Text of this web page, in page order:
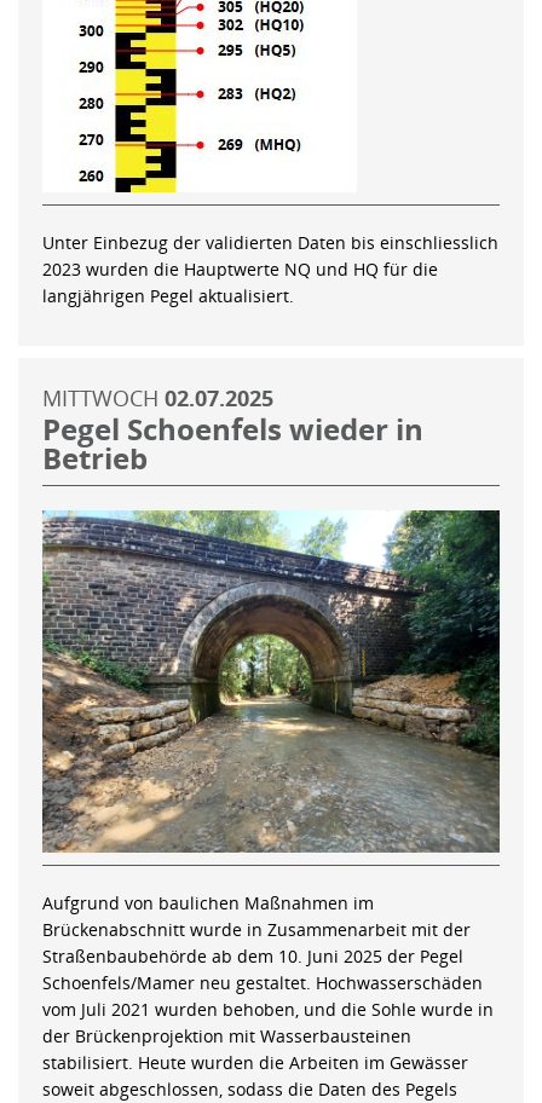
Unter Einbezug der validierten Daten bis einschliesslich
2023 wurden die Hauptwerte NQ und HQ für die
langjährigen Pegel aktualisiert.
MITTWOCH 02.07.2025
Pegel Schoenfels wieder in
Betrieb
Aufgrund von baulichen Maßnahmen im
Brückenabschnitt wurde in Zusammenarbeit mit der
Straßenbaubehörde ab dem 10. Juni 2025 der Pegel
Schoenfels/Mamer neu gestaltet. Hochwasserschäden
vom Juli 2021 wurden behoben, und die Sohle wurde in
der Brückenprojektion mit Wasserbausteinen
stabilisiert. Heute wurden die Arbeiten im Gewässer
soweit abgeschlossen, sodass die Daten des Pegels